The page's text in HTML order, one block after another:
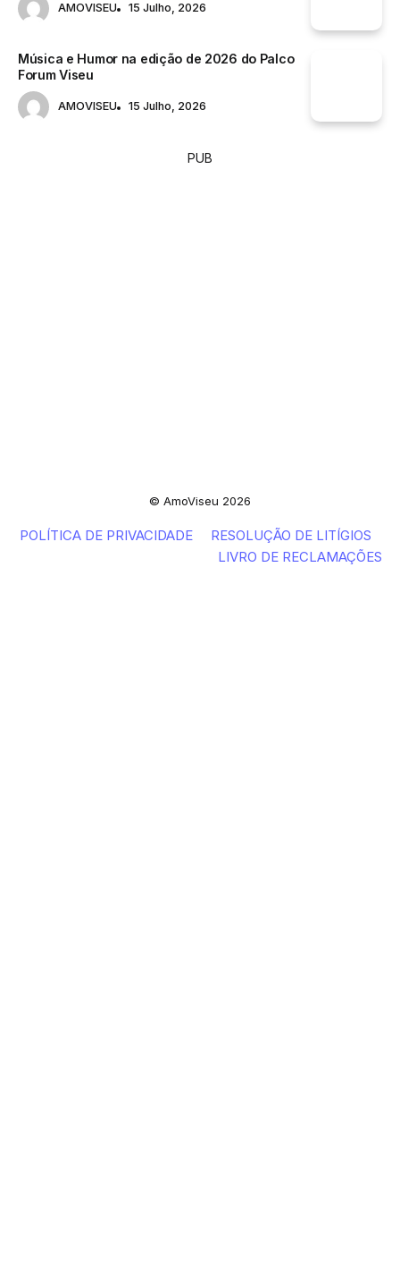
AMOVISEU 15 Julho, 2026
Música e Humor na edição de 2026 do Palco
Forum Viseu
AMOVISEU 15 Julho, 2026
PUB
© AmoViseu 2026
POLÍTICA DE PRIVACIDADE
RESOLUÇÃO DE LITÍGIOS
LIVRO DE RECLAMAÇÕES